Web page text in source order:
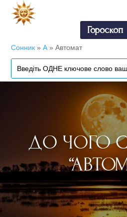
Гороскоп
Сонник »А »Автомат
ДО ЧОГО